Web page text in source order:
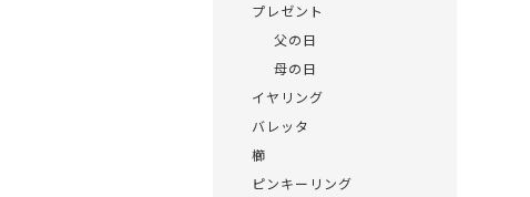
プレゼント
父の日
母の日
イヤリング
バレッタ
櫛
ピンキーリング